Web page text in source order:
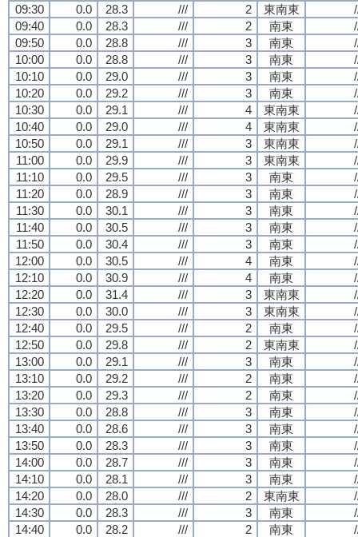
09:30
0.0 28.3 /// 2 東南東
09:40
0.0 28.3 /// 2 南東
09:50
0.0 28.8 /// 3 南東
10:00
0.0 28.8 /// 3 南東
10:10
0.0 29.0 /// 3 南東
10:20
0.0 29.2 /// 3 南東
10:30
0.0 29.1 /// 4 東南東
10:40
0.0 29.0 /// 4 東南東
10:50
0.0 29.1 /// 3 東南東
11:00
0.0 29.9 /// 3 東南東
11:10
0.0 29.5 /// 3 南東
11:20
0.0 28.9 /// 3 南東
11:30
0.0 30.1 /// 3 南東
11:40
0.0 30.5 /// 3 南東
11:50
0.0 30.4 /// 3 南東
12:00
0.0 30.5 /// 4 南東
12:10
0.0 30.9 /// 4 南東
12:20
0.0 31.4 /// 3 東南東
12:30
0.0 30.0 /// 3 東南東
12:40
0.0 29.5 /// 2 南東
12:50
0.0 29.8 /// 2 東南東
13:00
0.0 29.1 /// 3 南東
13:10
0.0 29.2 /// 2 南東
13:20
0.0 29.3 /// 2 南東
13:30
0.0 28.8 /// 3 南東
13:40
0.0 28.6 /// 3 南東
13:50
0.0 28.3 /// 3 南東
14:00
0.0 28.7 /// 3 南東
14:10
0.0 28.1 /// 3 南東
14:20
0.0 28.0 /// 2 東南東
14:30
0.0 28.3 /// 3 南東
14:40
0.0 28.2 /// 2 南東